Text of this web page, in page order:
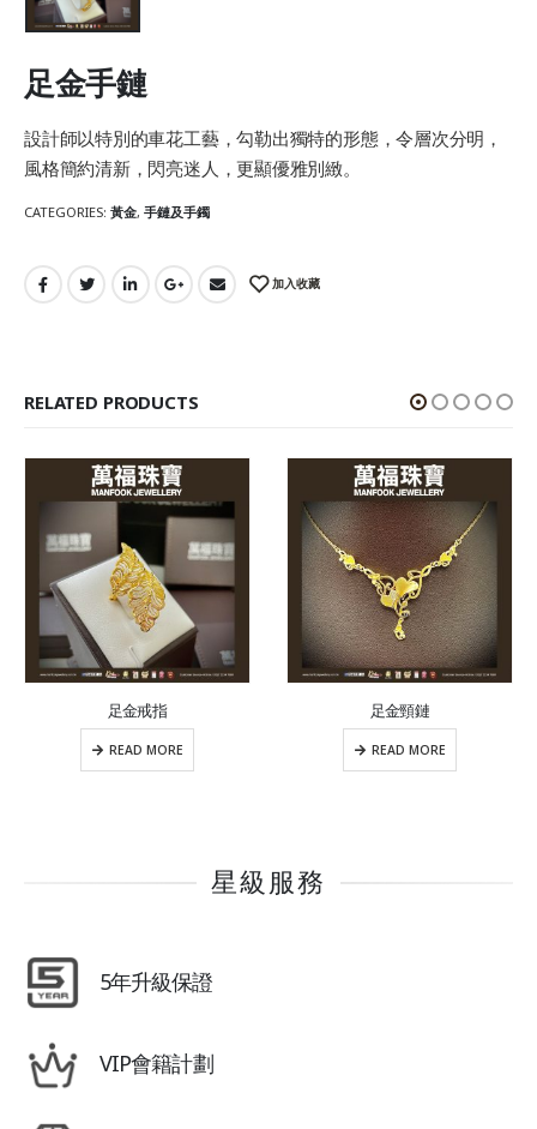
足金手鏈
設計師以特別的車花工藝，勾勒出獨特的形態，令層次分明，
風格簡約清新，閃亮迷人，更顯優雅別緻。
CATEGORIES: 黃金, 手鏈及手鐲
加入收藏
RELATED PRODUCTS
足金戒指
READ MORE
足金頸鏈
READ MORE
星級服務
5年升級保證
VIP會籍計劃